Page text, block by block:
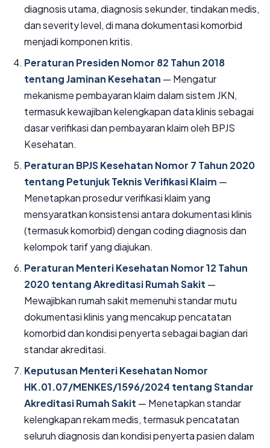
diagnosis utama, diagnosis sekunder, tindakan medis,
dan severity level, di mana dokumentasi komorbid
menjadi komponen kritis.
Peraturan Presiden Nomor 82 Tahun 2018
tentang Jaminan Kesehatan — Mengatur
mekanisme pembayaran klaim dalam sistem JKN,
termasuk kewajiban kelengkapan data klinis sebagai
dasar verifikasi dan pembayaran klaim oleh BPJS
Kesehatan.
Peraturan BPJS Kesehatan Nomor 7 Tahun 2020
tentang Petunjuk Teknis Verifikasi Klaim —
Menetapkan prosedur verifikasi klaim yang
mensyaratkan konsistensi antara dokumentasi klinis
(termasuk komorbid) dengan coding diagnosis dan
kelompok tarif yang diajukan.
Peraturan Menteri Kesehatan Nomor 12 Tahun
2020 tentang Akreditasi Rumah Sakit —
Mewajibkan rumah sakit memenuhi standar mutu
dokumentasi klinis yang mencakup pencatatan
komorbid dan kondisi penyerta sebagai bagian dari
standar akreditasi.
Keputusan Menteri Kesehatan Nomor
HK.01.07/MENKES/1596/2024 tentang Standar
Akreditasi Rumah Sakit — Menetapkan standar
kelengkapan rekam medis, termasuk pencatatan
seluruh diagnosis dan kondisi penyerta pasien dalam